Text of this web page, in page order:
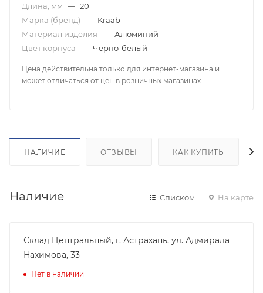
Длина, мм — 20
Марка (бренд) — Kraab
Материал изделия — Алюминий
Цвет корпуса — Чёрно-белый
Цена действительна только для интернет-магазина и
может отличаться от цен в розничных магазинах
НАЛИЧИЕ ОТЗЫВЫ КАК КУПИТЬ
Наличие Списком На карте
Склад Центральный, г. Астрахань, ул. Адмирала
Нахимова, 33
Нет в наличии